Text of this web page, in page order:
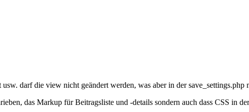
darf die view nicht geändert werden, was aber in der save_settings.php
das Markup für Beitragsliste und -details sondern auch dass CSS in